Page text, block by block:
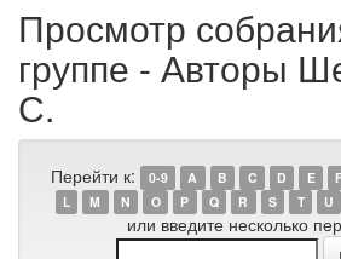
Просмотр
группе - Авторы
С.
Перейти к: 0-9 A B C D E F
L
M N O P Q R S T U
или введите несколько